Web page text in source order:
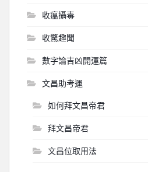
收瘟攝毒
收驚趣聞
數字論吉凶開運篇
文昌助考運
如何拜文昌帝君
拜文昌帝君
文昌位取用法